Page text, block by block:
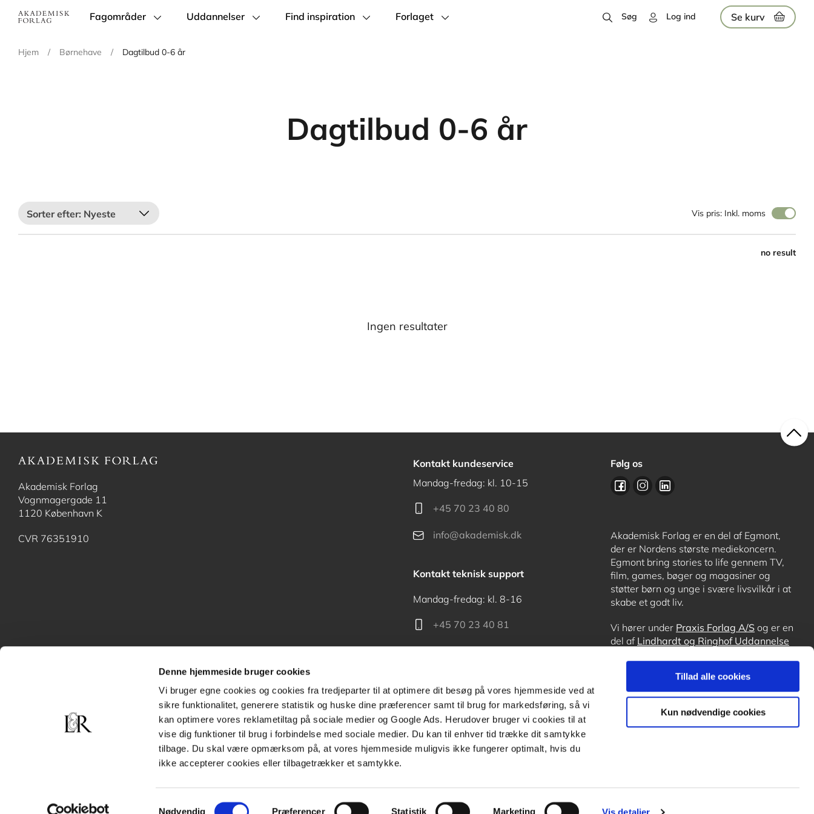
Denne hjemmeside bruger cookies
Vi bruger egne cookies og cookies fra tredjeparter til at optimere dit besøg på vores hjemmeside ved at
sikre funktionalitet, generere statistik og huske dine præferencer samt til brug for markedsføring, så vi
kan optimere vores reklametiltag på sociale medier og Google Ads. Herudover bruger vi cookies til at
vise dig funktioner til brug i forbindelse med sociale medier. Du kan til enhver tid trække dit samtykke
tilbage. Du skal være opmærksom på, at vores hjemmeside muligvis ikke fungerer optimalt, hvis du
ikke accepterer cookies eller tilbagetrækker et samtykke.
Samtykkevalg
Nødvendig Præferencer Statistik Marketing Vis detaljer
Tillad alle cookies
Kun nødvendige cookies
Main
Fagområder Uddannelser Find inspiration Forlaget Søg Log ind Se kurv
Hjem / Børnehave / Dagtilbud 0-6 år
Dagtilbud 0-6 år
Nyeste Vis pris: Inkl. moms
no result
Ingen resultater
Akademisk Forlag
Vognmagergade 11
1120 København K
CVR 76351910
Kontakt kundeservice
Mandag-fredag: kl. 10-15
+45 70 23 40 80
info@akademisk.dk
Kontakt teknisk support
Mandag-fredag: kl. 8-16
+45 70 23 40 81
Kontakt receptionen
+45 70 24 00 00
Følg os
Akademisk Forlag er en del af Egmont,
der er Nordens største mediekoncern.
Egmont bring stories to life gennem TV,
film, games, bøger og magasiner og
støtter børn og unge i svære livsvilkår i at
skabe et godt liv.
Vi hører under Praxis Forlag A/S og er en
del af Lindhardt og Ringhof Uddannelse
OrdblindetræningogForstå.dk.